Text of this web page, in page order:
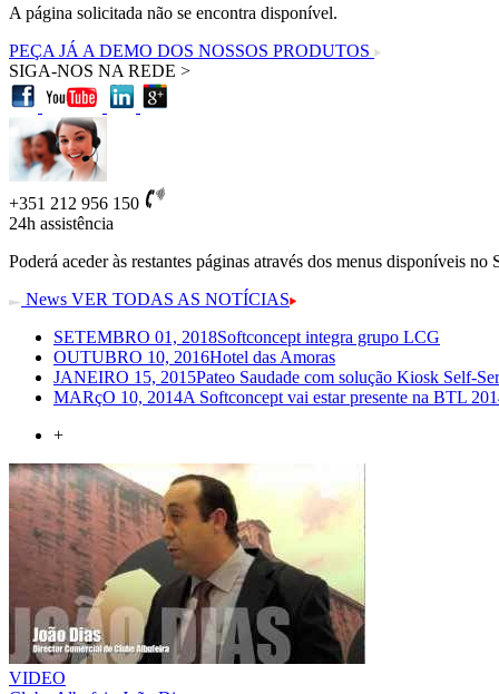
A página solicitada não se encontra disponível.
PEÇA JÁ A DEMO DOS NOSSOS PRODUTOS
SIGA-NOS NA REDE >
+351 212 956 150
24h assistência
Poderá aceder às restantes páginas através dos menus disponíveis no
News VER TODAS AS NOTÍCIAS
SETEMBRO 01, 2018Softconcept integra grupo LCG
OUTUBRO 10, 2016Hotel das Amoras
JANEIRO 15, 2015Pateo Saudade com solução Kiosk Self-
MARçO 10, 2014A Softconcept vai estar presente na BTL
+
VIDEO